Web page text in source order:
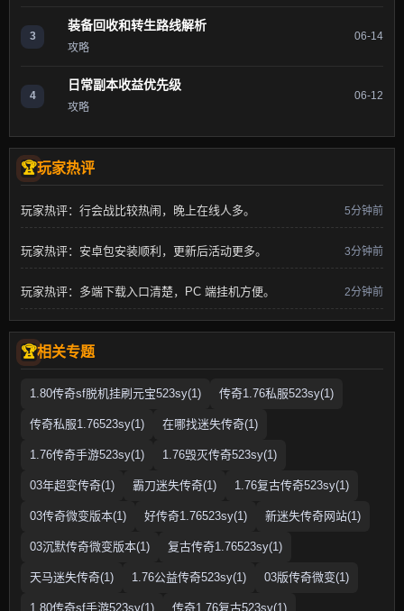
3
装备回收和转生路线解析
攻略
06-14
4
日常副本收益优先级
攻略
06-12
玩家热评
玩家热评：行会战比较热闹，晚上在线人多。 5分钟前
玩家热评：安卓包安装顺利，更新后活动更多。 3分钟前
玩家热评：多端下载入口清楚，PC 端挂机方便。 2分钟前
相关专题
1.80传奇sf脱机挂刷元宝523sy(1) 传奇1.76私服523sy(1)
传奇私服1.76523sy(1) 在哪找迷失传奇(1)
1.76传奇手游523sy(1) 1.76毁灭传奇523sy(1)
03年超变传奇(1) 霸刀迷失传奇(1) 1.76复古传奇523sy(1)
03传奇微变版本(1) 好传奇1.76523sy(1) 新迷失传奇网站(1)
03沉默传奇微变版本(1) 复古传奇1.76523sy(1)
天马迷失传奇(1) 1.76公益传奇523sy(1) 03版传奇微变(1)
1.80传奇sf手游523sy(1) 传奇1.76复古523sy(1)